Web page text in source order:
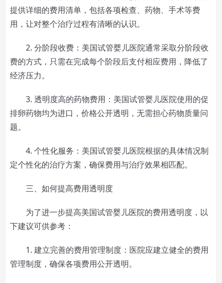
提供详细的费用清单，包括各项检查、药物、手术等费
用，让对整个治疗过程有清晰的认识。
2. 分阶段收费：美国试管婴儿医院通常采取分阶段收
费的方式，只需在完成每个阶段后支付相应费用，降低了
经济压力。
3. 透明度高的药物费用：美国试管婴儿医院使用的促
排卵药物均为进口，价格公开透明，无需担心药物质量问
题。
4. 个性化服务：美国试管婴儿医院根据的具体情况制
定个性化的治疗方案，确保费用与治疗效果相匹配。
三、如何提高费用透明度
为了进一步提高美国试管婴儿医院的费用透明度，以
下建议可供参考：
1. 建立完善的费用管理制度：医院应建立健全的费用
管理制度，确保各项费用公开透明。